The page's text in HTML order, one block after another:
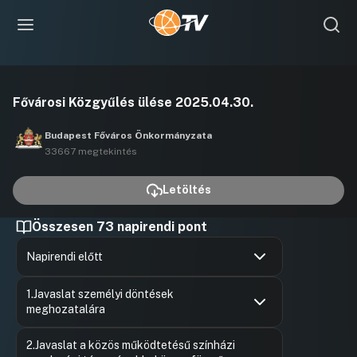
Fővárosi Közgyűlés ülése 2025.04.30.
Budapest Főváros Önkormányzata
33667 megtekintés
Letöltés
Összesen 73 napirendi pont
Napirendi előtt
1.Javaslat személyi döntések
meghozatalára
2.Javaslat a közös működtetésű színházi